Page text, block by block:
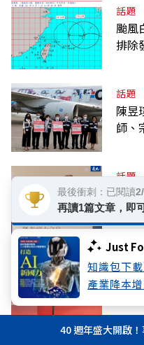
Just
知識包下
產業降本
話題
颱風
排除
話題
陳昱
師、
話題
緬懷
生
爭氣
現代
最後
40 週年盛大開啟
最後衝刺：已閱讀
再讀1篇文章，即